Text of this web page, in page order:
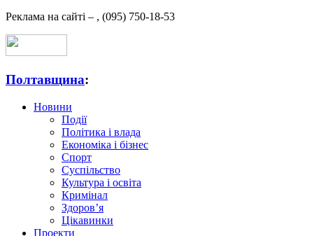
Реклама на сайті – , (095) 750-18-53
Полтавщина:
Новини
Події
Політика і влада
Економіка і бізнес
Спорт
Суспільство
Культура і освіта
Кримінал
Здоров’я
Цікавинки
Проекти